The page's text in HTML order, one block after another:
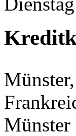
Münster